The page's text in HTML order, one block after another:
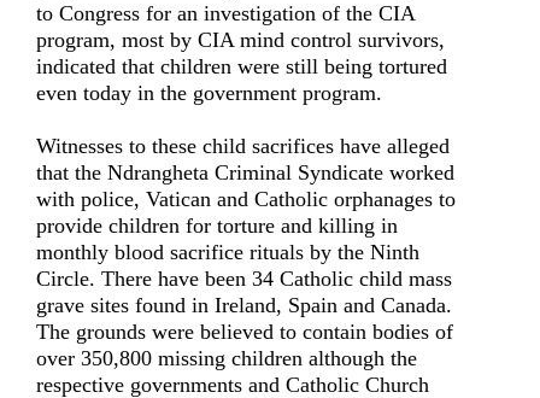
to Congress for an investigation of the CIA
program, most by CIA mind control survivors,
indicated that children were still being tortured
even today in the government program.
Witnesses to these child sacrifices have alleged
that the Ndrangheta Criminal Syndicate worked
with police, Vatican and Catholic orphanages to
provide children for torture and killing in
monthly blood sacrifice rituals by the Ninth
Circle. There have been 34 Catholic child mass
grave sites found in Ireland, Spain and Canada.
The grounds were believed to contain bodies of
over 350,800 missing children although the
respective governments and Catholic Church